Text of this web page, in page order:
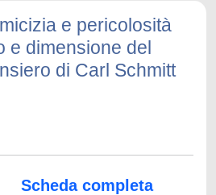
e pericolosità
e dimensione del
di Carl Schmitt
Scheda completa